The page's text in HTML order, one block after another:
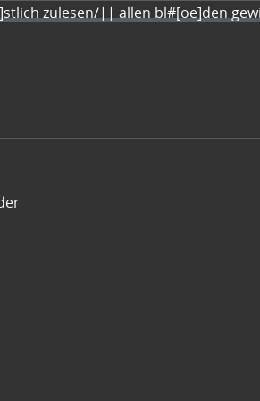
zulesen/|| allen bl#[oe]den